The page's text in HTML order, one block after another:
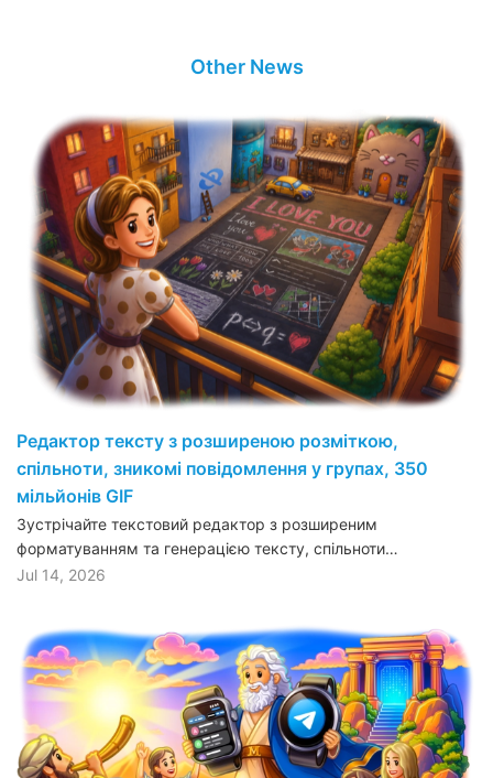
Other News
Редактор тексту з розширеною розміткою,
спільноти, зникомі повідомлення у групах, 350
мільйонів GIF
Зустрічайте текстовий редактор з розширеним
форматуванням та генерацією тексту, спільноти…
Jul 14, 2026